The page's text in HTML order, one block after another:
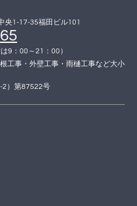
央1-17-35福田ビル101
9：00～21：00）
工事・外壁工事・雨樋工事など大小
2）第87522号